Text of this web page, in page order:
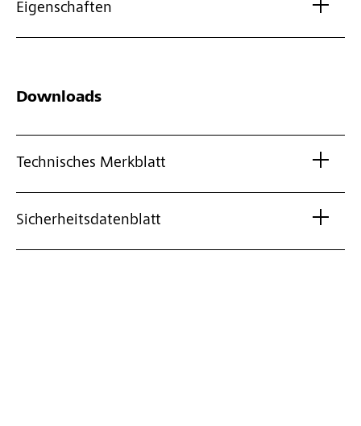
Eigenschaften
Downloads
Technisches Merkblatt
Sicherheitsdatenblatt